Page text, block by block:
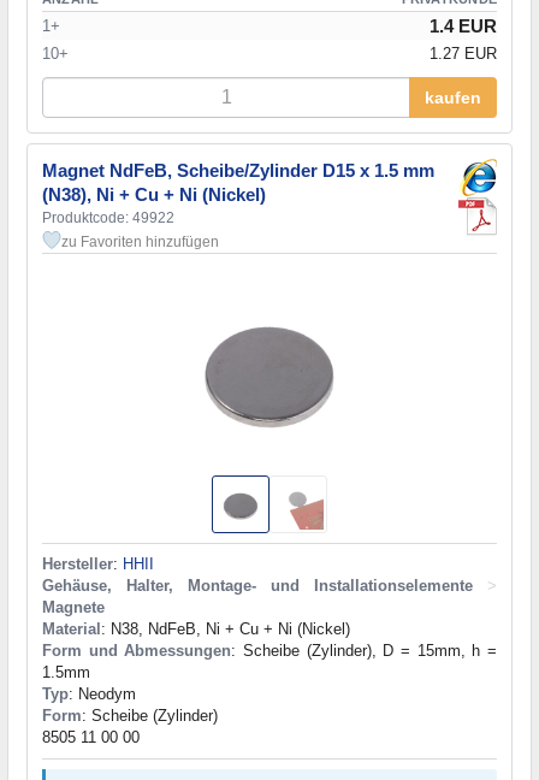
1+ 1.4 EUR
10+ 1.27 EUR
kaufen
Magnet NdFeB, Scheibe/Zylinder D15 x 1.5 mm
(N38), Ni + Cu + Ni (Nickel)
Produktcode: 49922
zu Favoriten hinzufügen
Hersteller: HHII
Gehäuse, Halter, Montage- und Installationselemente
>
Magnete
Material: N38, NdFeB, Ni + Cu + Ni (Nickel)
Form und Abmessungen: Scheibe (Zylinder), D = 15mm, h =
1.5mm
Typ: Neodym
Form: Scheibe (Zylinder)
8505 11 00 00